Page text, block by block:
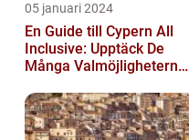
05 januari 2024
En Guide till Cypern All
Inclusive: Upptäck De
Många Valmöjligheterna
Semester...